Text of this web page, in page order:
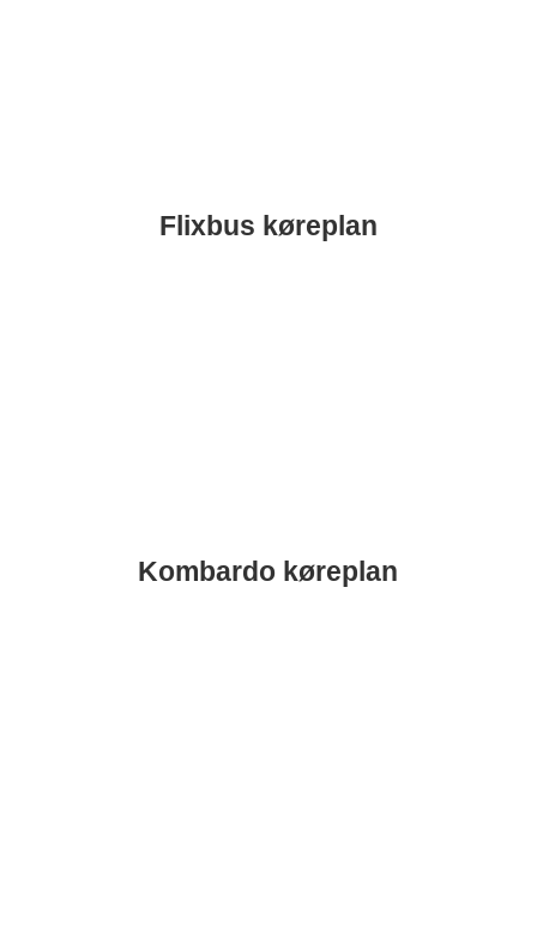
Flixbus køreplan
Kombardo køreplan